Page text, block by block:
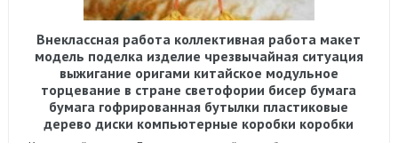
Внеклассная работа коллективная работа макет
модель поделка изделие чрезвычайная ситуация
выжигание оригами китайское модульное
торцевание в стране светофории бисер бумага
бумага гофрированная бутылки пластиковые
дерево диски компьютерные коробки коробки